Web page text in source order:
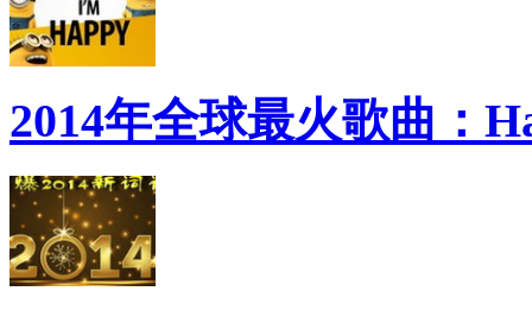
2014年全球最火歌曲：